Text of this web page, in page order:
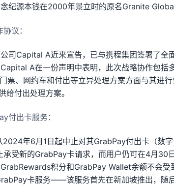
纪源本钱在2000年景立时的原名Granite
议：
司Capital A近来宣告，已与携程集团签署了全
A在一份声明中表明，此次战略协作包括
票、网约车和付出等立异处理方案方面与其进
付出处理方案。
付出卡服务：
年6月1日起中止对其GrabPay付出卡（数
受新的GrabPay卡请求，而用户仍可在4月30
积分和GrabPay Wallet余额不会受
卡服务——该服务首先在新加坡推出，随